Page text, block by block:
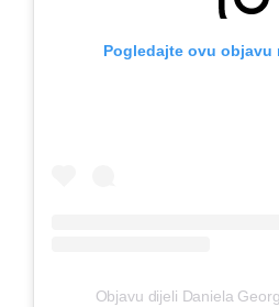
Pogledajte ovu objavu
Objavu dijeli Daniela